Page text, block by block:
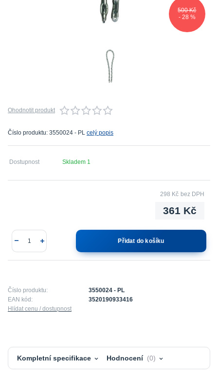
500 Kč
- 28 %
Ohodnotit produkt
Číslo produktu: 3550024 - PL celý popis
Dostupnost Skladem 1
361 Kč
298 Kč bez DPH
Přidat do košíku
Číslo produktu:
3550024 - PL
EAN kód:
3520190933416
Hlídat cenu / dostupnost
Kompletní specifikace Hodnocení 0